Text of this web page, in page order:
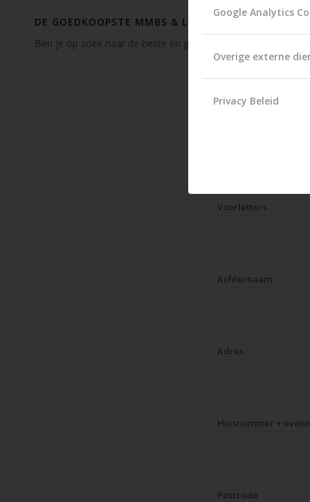
Google Analytics
Overige externe
Privacy Beleid
DE GOEDKOOPSTE MMBS & LBT VERZEKERING
Ben je op zoek naar de beste en goedkoopste MMBS of
Voorletters
Achternaam
Adres
Huisnummer +
Postcode